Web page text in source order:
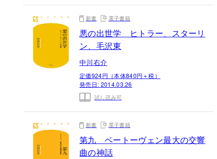
新書 電子書籍
悪の出世学 ヒトラー、スターリ
ン、毛沢東
中川右介
定価924円（本体840円＋税）
発売日: 2014.03.26
試し読み可
新書 電子書籍
第九 ベートーヴェン最大の交響
曲の神話